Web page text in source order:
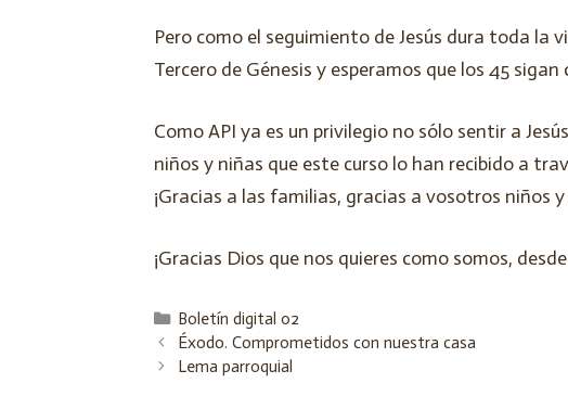
Pero como el seguimiento de Jesús dura toda la
Tercero de Génesis y esperamos que los 45
Como API ya es un privilegio no sólo sentir a
niños y niñas que este curso lo han recibido a
¡Gracias a las familias, gracias a vosotros niños
¡Gracias Dios que nos quieres como somos,
Boletín digital 02
Éxodo. Comprometidos con nuestra casa
Lema parroquial